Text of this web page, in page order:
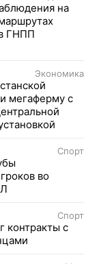
на
ГНПП
Экономика
мегаферму с
Спорт
во
Спорт
контракты с